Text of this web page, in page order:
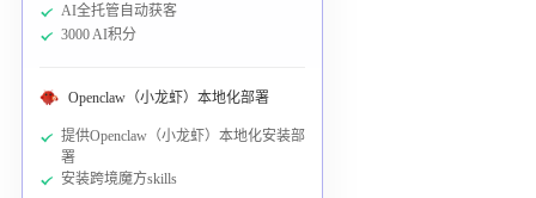
AI全托管自动获客
3000 AI积分
Openclaw（小龙虾）本地化部署
提供Openclaw（小龙虾）本地化安装部
署
安装跨境魔方skills